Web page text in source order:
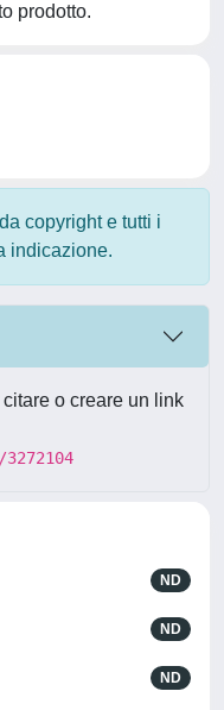
prodotto.
copyright e tutti i
indicazione.
o creare un link
ND
ND
ND